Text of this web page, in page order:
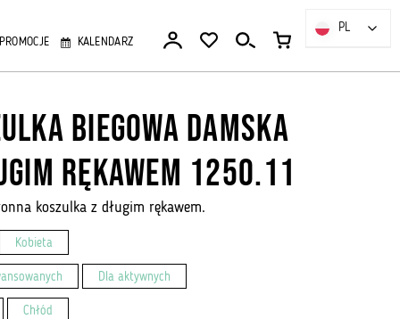
PROMOCJE KALENDARZ
biegowa damska
rękawem 1250.11
koszulka z długim rękawem.
Kobieta
Dla aktywnych
Chłód
PL
PL